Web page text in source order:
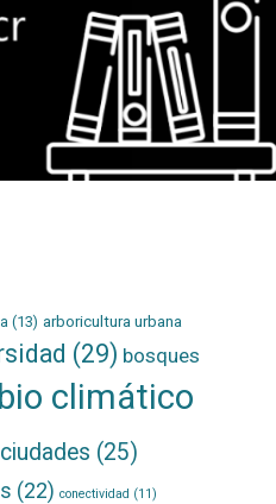
(13) arboricultura urbana
(29) bosques
climático
ciudades (25)
(22) conectividad (11)